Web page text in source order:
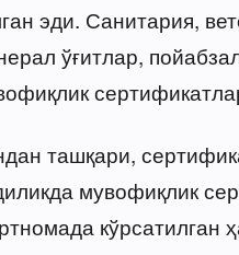
эди. Санитария,
ўғитлар,
ташқари,
мувофиқлик
кўрсатилган